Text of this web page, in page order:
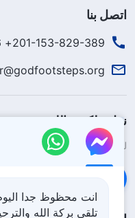
اتصل بنا
201-153-829-389+ 213-551-750-916+
نزل ملكوت الله.
لقد نزلت المملكة بالفعل إلى
انت محظوظ جدا
تلقي بركة الله